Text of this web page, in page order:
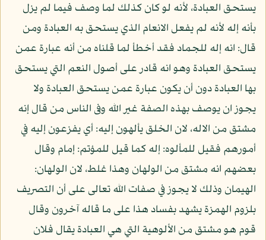
يستحق العبادة، لأنه لو كان كذلك لما وصف فيما لم يزل
بأنه إله لأنه لم يفعل الانعام الذي يستحق به العبادة ومن
قال: انه إله للجماد فقد أخطأ لما قلناه من أنه عبارة عمن
يستحق العبادة وهو انه قادر على أصول النعم التي يستحق
بها العبادة دون أن يكون عبارة عمن يستحق العبادة ولا
يجوز ان يوصف بهذه الصفة غير الله وفى الناس من قال إنه
مشتق من الاله، لان الخلق يألهون إليه: أي يفزعون إليه في
أمورهم فقيل للمألوه: إله كما قيل للمؤتم: إمام وقال
بعضهم انه مشتق من الولهان وهذا غلط، لان الولهان:
الهيمان وذلك لا يجوز في صفات الله تعالى على أن التصريف
بلزوم الهمزة يشهد بفساد هذا على ما قاله آخرون وقال
قوم هو مشتق من الألوهية التي هي العبادة يقال فلان